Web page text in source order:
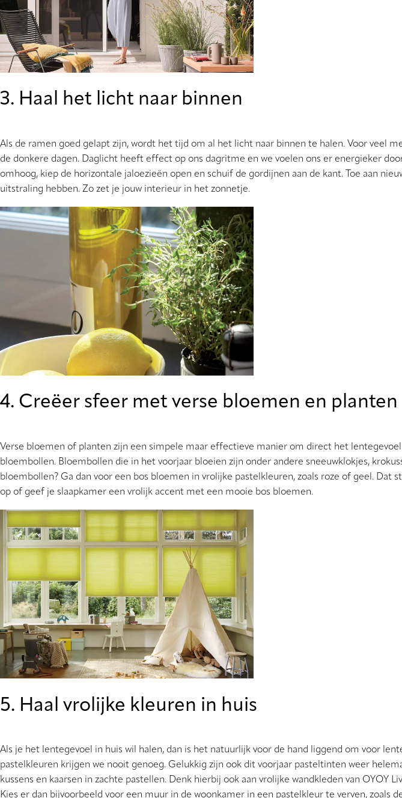
3. Haal het licht naar binnen
Als de ramen goed gelapt zijn, wordt het tijd om al het licht naar binnen te halen. Voor veel
de donkere dagen. Daglicht heeft effect op ons dagritme en we voelen ons er energieker
omhoog, kiep de horizontale jaloezieën open en schuif de gordijnen aan de kant. Toe aan
uitstraling hebben. Zo zet je jouw interieur in het zonnetje.
4. Creëer sfeer met verse bloemen en planten
Verse bloemen of planten zijn een simpele maar effectieve manier om direct het
bloembollen. Bloembollen die in het voorjaar bloeien zijn onder andere sneeuwklokjes,
bloembollen? Ga dan voor een bos bloemen in vrolijke pastelkleuren, zoals roze of geel.
op of geef je slaapkamer een vrolijk accent met een mooie bos bloemen.
5. Haal vrolijke kleuren in huis
Als je het lentegevoel in huis wil halen, dan is het natuurlijk voor de hand liggend om voor
pastelkleuren krijgen we nooit genoeg. Gelukkig zijn ook dit voorjaar pasteltinten weer
kussens en kaarsen in zachte pastellen. Denk hierbij ook aan vrolijke wandkleden van OYOY
Kies er dan bijvoorbeeld voor een muur in de woonkamer in een pastelkleur te verven, zoals